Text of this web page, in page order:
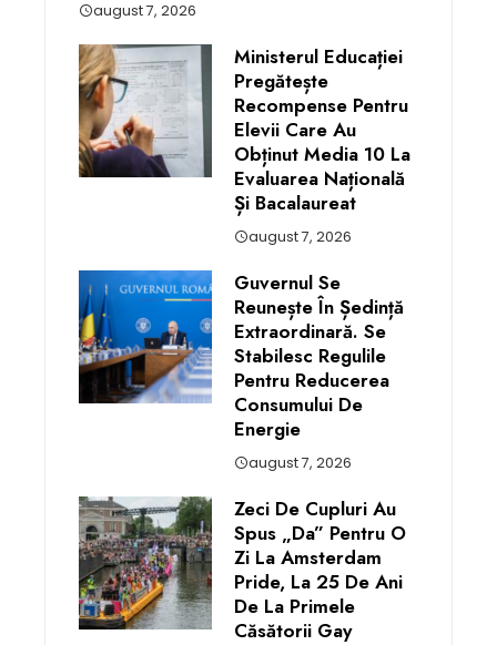
august 7, 2026
Ministerul Educației
Pregătește
Recompense Pentru
Elevii Care Au
Obținut Media 10 La
Evaluarea Națională
Și Bacalaureat
august 7, 2026
Guvernul Se
Reunește În Ședință
Extraordinară. Se
Stabilesc Regulile
Pentru Reducerea
Consumului De
Energie
august 7, 2026
Zeci De Cupluri Au
Spus „da” Pentru O
Zi La Amsterdam
Pride, La 25 De Ani
De La Primele
Căsătorii Gay